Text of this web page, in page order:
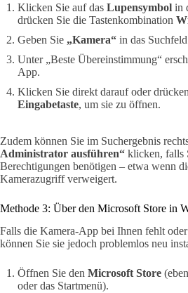
Klicken Sie auf das Lupensymbol in
drücken Sie die Tastenkombination
Geben Sie „Kamera“ in das
Unter „Beste Übereinstimmung“
App.
Klicken Sie direkt darauf oder
Eingabetaste, um sie zu öffnen.
Zudem können Sie im Suchergebnis
Administrator ausführen“ klicken, falls
Berechtigungen benötigen – etwa wenn
Kamerazugriff verweigert.
Methode 3: Über den Microsoft Store in
Falls die Kamera-App bei Ihnen fehlt
können Sie sie jedoch problemlos neu
Öffnen Sie den Microsoft Store
oder das Startmenü).